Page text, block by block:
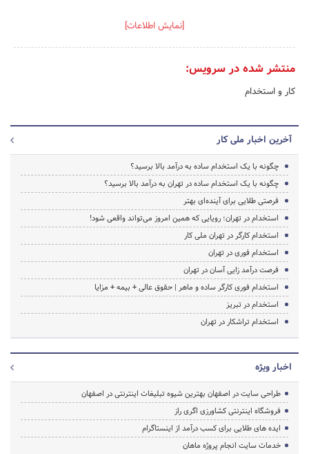
[نمایش اطلاعات]
منتشر شده در سرویس:
کار و استخدام
آخرین اخبار ملی کار
چگونه با یک استخدام ساده به درآمد بالا برسید؟
چگونه با یک استخدام ساده در تهران به درآمد بالا برسید؟
فرصتی طلایی برای آینده‌ای بهتر
استخدام در تهران؛ رویایی که همین امروز می‌تواند واقعی شود!
استخدام کارگر در تهران ملی کار
استخدام فوری در تهران
فرصت درآمد زایی آسان در تهران
استخدام فوری کارگر ساده و ماهر | حقوق عالی + بیمه + مزایا
استخدام در تبریز
استخدام تراشکار در تهران
اخبار ویژه
طراحی سایت در اصفهان بهترین شیوه تبلیغات اینترنتی در اصفهان
فروشگاه اینترنتی کشاورزی اگری راز
ایده های طلایی برای کسب درآمد از اینستاگرام
خدمات سایت انجام پروژه ماهان